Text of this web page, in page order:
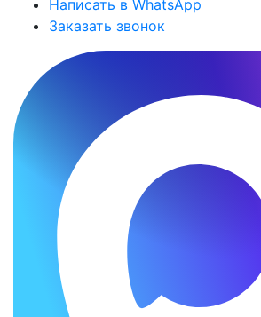
Написать в WhatsApp
Заказать звонок